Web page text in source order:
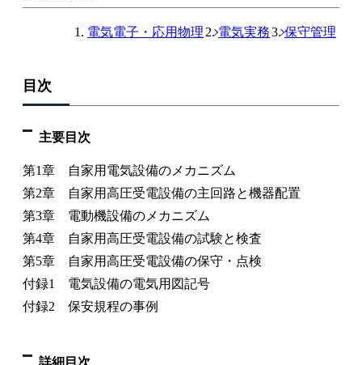
電気電子・応用物理 電気実務 保守管理
目次
主要目次
第1章 自家用電気設備のメカニズム
第2章 自家用高圧受電設備の主回路と機器配置
第3章 電動機設備のメカニズム
第4章 自家用高圧受電設備の試験と検査
第5章 自家用高圧受電設備の保守・点検
付録1 電気設備の電気用図記号
付録2 保安規程の事例
詳細目次